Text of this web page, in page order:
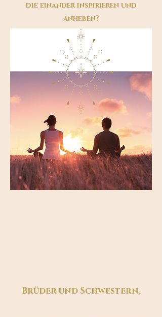
die einander inspirieren und
anheben?
Brüder und Schwestern,